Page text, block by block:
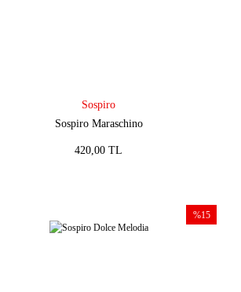
Sospiro
Sospiro Maraschino
420,00 TL
%15